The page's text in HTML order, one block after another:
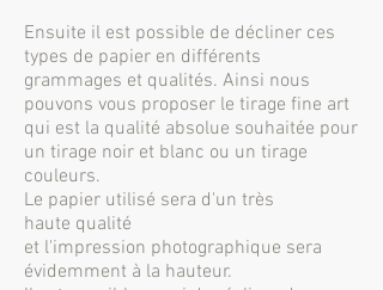
Ensuite il est possible de décliner ces
types de papier en différents
grammages et qualités. Ainsi nous
pouvons vous proposer le tirage fine art
qui est la qualité absolue souhaitée pour
un tirage noir et blanc ou un tirage
couleurs.
Le papier utilisé sera d'un très
haute qualité
et l'impression photographique sera
évidemment à la hauteur.